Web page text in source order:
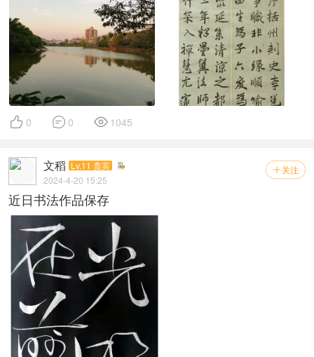
 0  0  1045
 关注
文稻 Lv.11 贵宾
2024-4-20 15:25
近日书法作品保存